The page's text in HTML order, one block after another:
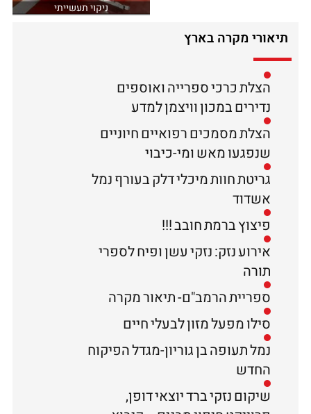
ניקוי תעשייתי
תיאורי מקרה בארץ
הצלת כרכי ספרייה ואוספים
נדירים במכון וויצמן למדע
הצלת מסמכים רפואיים חיוניים
שנפגעו מאש ומי-כיבוי
גריטת חוות מיכלי דלק בעורף נמל
אשדוד
פיצוץ ברמת חובב !!!
אירוע נזק: נזקי עשן ופיח לספרי
תורה
ספריית הרמב"ם- תיאור מקרה
סילו מפעל מזון לבעלי חיים
נמל תעופה בן גוריון-מגדל הפיקוח
החדש
שיקום נזקי ברד יוצאי דופן,